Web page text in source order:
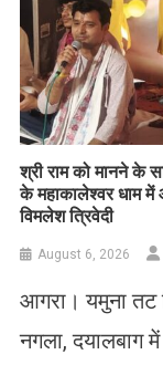
​श्री राम को मानने के
के महाकालेश्वर धाम
विमलेश त्रिवेदी
August 6, 2026
आगरा। यमुना तट
नगला, दयालबाग